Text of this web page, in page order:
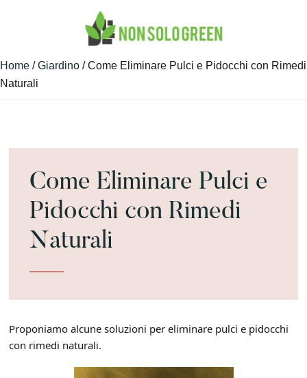
NON
SONO
GREEN
Green
e
Home /Giardino / Come Eliminare Pulci e Pidocchi con Rimedi
Naturali
Come Eliminare Pulci e
Pidocchi con Rimedi
Naturali
Proponiamo alcune soluzioni per eliminare pulci e pidocchi
con rimedi naturali.